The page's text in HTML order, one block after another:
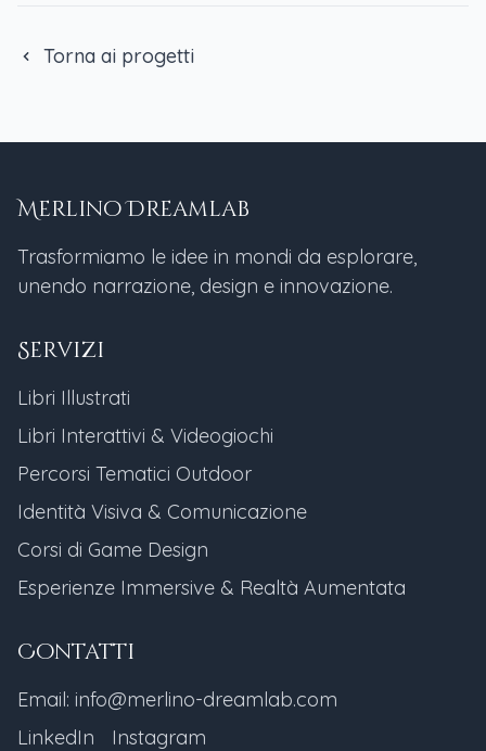
Torna ai progetti
Merlino Dreamlab
Trasformiamo le idee in mondi da esplorare,
unendo narrazione, design e innovazione.
Servizi
Libri Illustrati
Libri Interattivi & Videogiochi
Percorsi Tematici Outdoor
Identità Visiva & Comunicazione
Corsi di Game Design
Esperienze Immersive & Realtà Aumentata
Contatti
Email: info@merlino-dreamlab.com
LinkedIn
Instagram